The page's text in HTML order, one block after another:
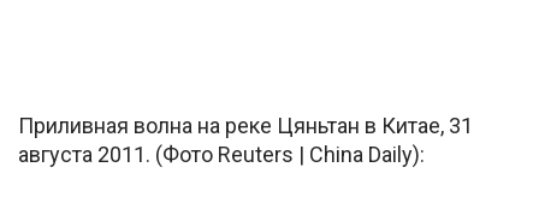
Приливная волна на реке Цяньтан в Китае, 31
августа 2011. (Фото Reuters | China Daily):